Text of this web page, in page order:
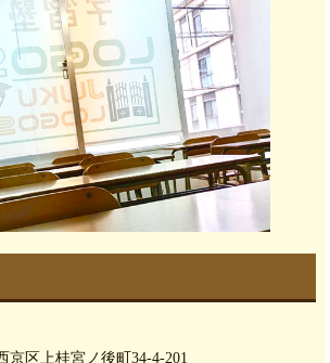
京区上桂宮ノ後町34-4-201